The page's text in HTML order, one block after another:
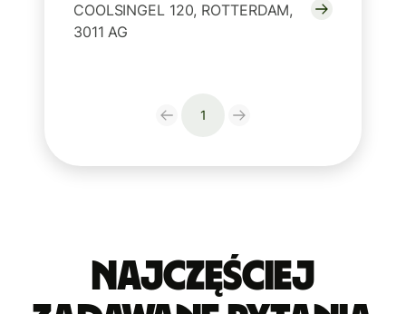
COOLSINGEL 120, ROTTERDAM,
3011 AG
1
Najczęściej